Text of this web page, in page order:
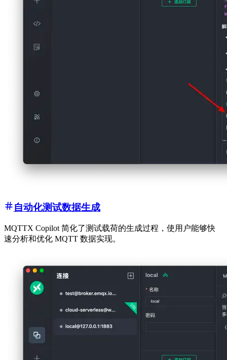
自动化测试数据生成
MQTTX Copilot 简化了测试载荷的生成过程，使用户能够快
速分析和优化 MQTT 数据实现。